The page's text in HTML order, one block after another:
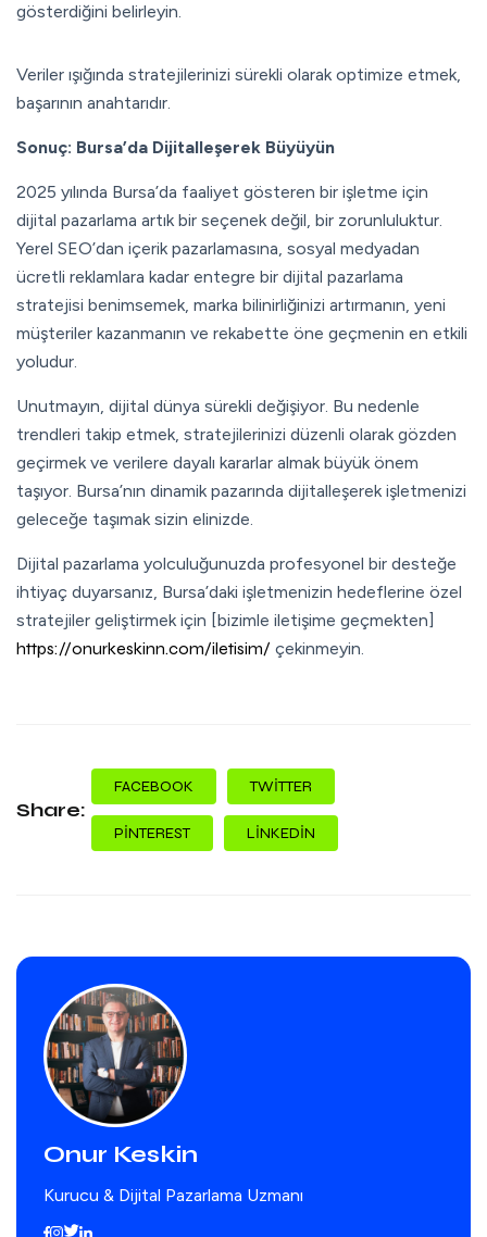
gösterdiğini belirleyin.
Veriler ışığında stratejilerinizi sürekli olarak optimize etmek,
başarının anahtarıdır.
Sonuç: Bursa’da Dijitalleşerek Büyüyün
2025 yılında Bursa’da faaliyet gösteren bir işletme için
dijital pazarlama artık bir seçenek değil, bir zorunluluktur.
Yerel SEO’dan içerik pazarlamasına, sosyal medyadan
ücretli reklamlara kadar entegre bir dijital pazarlama
stratejisi benimsemek, marka bilinirliğinizi artırmanın, yeni
müşteriler kazanmanın ve rekabette öne geçmenin en etkili
yoludur.
Unutmayın, dijital dünya sürekli değişiyor. Bu nedenle
trendleri takip etmek, stratejilerinizi düzenli olarak gözden
geçirmek ve verilere dayalı kararlar almak büyük önem
taşıyor. Bursa’nın dinamik pazarında dijitalleşerek işletmenizi
geleceğe taşımak sizin elinizde.
Dijital pazarlama yolculuğunuzda profesyonel bir desteğe
ihtiyaç duyarsanız, Bursa’daki işletmenizin hedeflerine özel
stratejiler geliştirmek için [bizimle iletişime geçmekten]
https://onurkeskinn.com/iletisim/ çekinmeyin.
Share:
FACEBOOK TWITTER
PINTEREST LINKEDIN
Onur Keskin
Kurucu & Dijital Pazarlama Uzmanı